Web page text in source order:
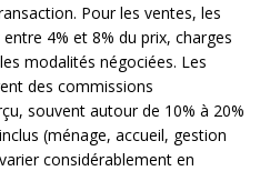
Pour les ventes, les
4% et 8% du prix, charges
modalités négociées. Les
des commissions
souvent autour de 10% à 20%
(ménage, accueil, gestion
considérablement en